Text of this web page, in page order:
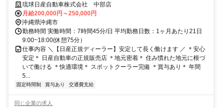
社！賞与5ヶ月分実績あり！
琉球日産自動車株式会社 中部店
月給200,000円～250,000円
沖縄県沖縄市
勤務時間 実働時間：7時間45分/日 平均勤務日数：1ヶ月あたり21日
9:00~18:00(休憩75分）
仕事内容 ＼【日産正規ディーラー】安定して長く働けます ／ ＊安心
安定＊ 日産自動車の正規販売店 ＊地元密着＊ 住み慣れた地元に根づ
いて働ける ＊快適環境＊ スポットクーラー完備 ＊賞与あり＊ 年間
5...
固定時間制 賞与あり 交通費支給
同じ企業の求人